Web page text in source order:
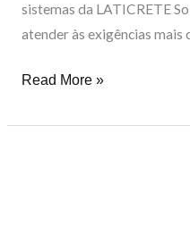
sistemas da LATICRETE
atender às exigências mais
Read More »